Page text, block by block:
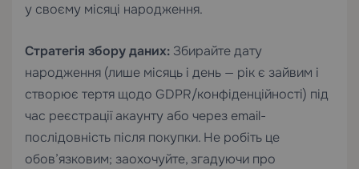
у своєму місяці народження.
Стратегія збору даних: Збирайте дату
народження (лише місяць і день — рік є зайвим і
створює тертя щодо GDPR/конфіденційності) під
час реєстрації акаунту або через email-
послідовність після покупки. Не робіть це
обов’язковим; заохочуйте, згадуючи про